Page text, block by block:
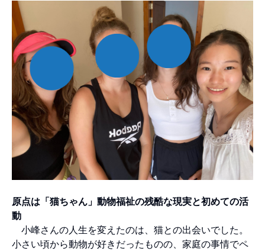
原点は「猫ちゃん」動物福祉の残酷な現実と初めての活
動
小峰さんの人生を変えたのは、猫との出会いでした。
小さい頃から動物が好きだったものの、家庭の事情でペ